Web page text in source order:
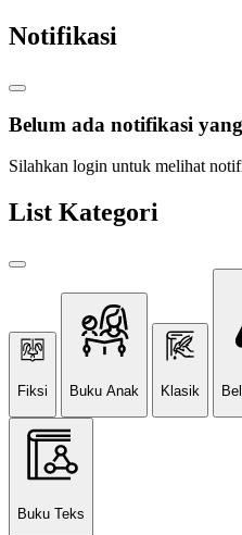
Notifikasi
Belum ada notifikasi
Silahkan login untuk melihat
List Kategori
Fiksi Buku Anak Klasik
Buku Teks